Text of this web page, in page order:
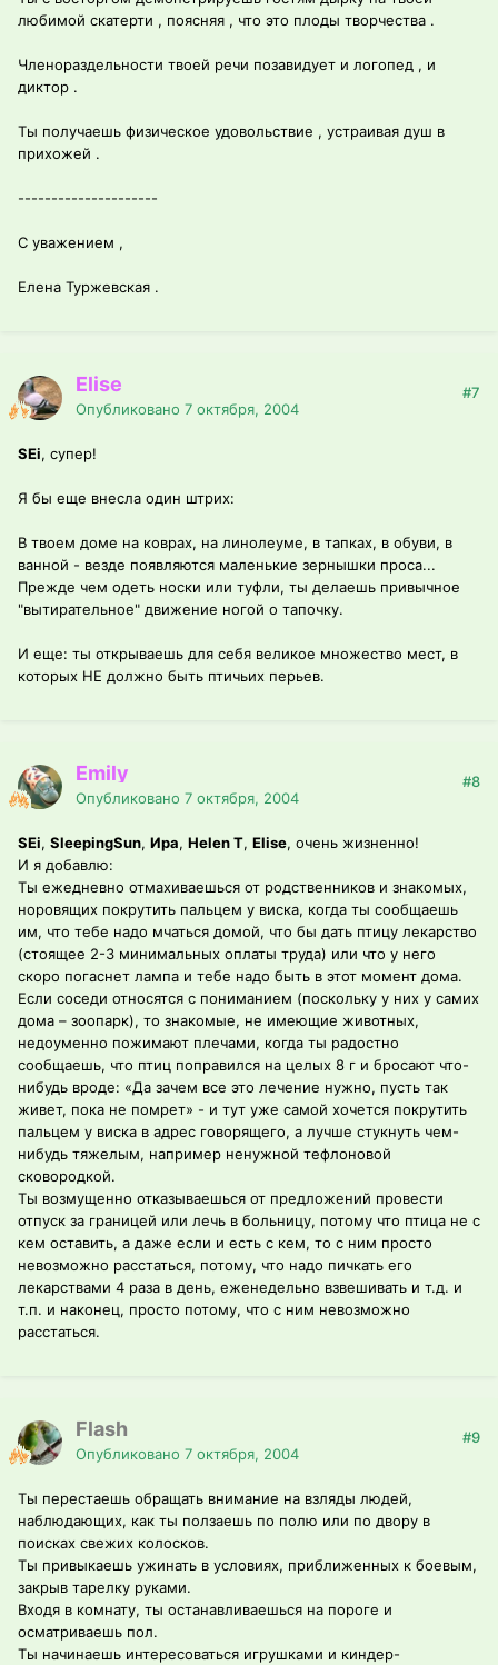
любимой скатерти , поясняя , что это плоды творчества .
Членораздельности твоей речи позавидует и логопед , и
диктор .
Ты получаешь физическое удовольствие , устраивая душ в
прихожей .
---------------------
С уважением ,
Елена Туржевская .
Elise
Опубликовано 7 октября, 2004
#7
SEi, супер!
Я бы еще внесла один штрих:
В твоем доме на коврах, на линолеуме, в тапках, в обуви, в
ванной - везде появляются маленькие зернышки проса...
Прежде чем одеть носки или туфли, ты делаешь привычное
"вытирательное" движение ногой о тапочку.
И еще: ты открываешь для себя великое множество мест, в
которых НЕ должно быть птичьих перьев.
Emily
Опубликовано 7 октября, 2004
#8
SEi, SleepingSun, Ира, Helen T, Elise, очень жизненно!
И я добавлю:
Ты ежедневно отмахиваешься от родственников и знакомых,
норовящих покрутить пальцем у виска, когда ты сообщаешь
им, что тебе надо мчаться домой, что бы дать птицу лекарство
(стоящее 2-3 минимальных оплаты труда) или что у него
скоро погаснет лампа и тебе надо быть в этот момент дома.
Если соседи относятся с пониманием (поскольку у них у самих
дома – зоопарк), то знакомые, не имеющие животных,
недоуменно пожимают плечами, когда ты радостно
сообщаешь, что птиц поправился на целых 8 г и бросают что-
нибудь вроде: «Да зачем все это лечение нужно, пусть так
живет, пока не помрет» - и тут уже самой хочется покрутить
пальцем у виска в адрес говорящего, а лучше стукнуть чем-
нибудь тяжелым, например ненужной тефлоновой
сковородкой.
Ты возмущенно отказываешься от предложений провести
отпуск за границей или лечь в больницу, потому что птица не с
кем оставить, а даже если и есть с кем, то с ним просто
невозможно расстаться, потому, что надо пичкать его
лекарствами 4 раза в день, еженедельно взвешивать и т.д. и
т.п. и наконец, просто потому, что с ним невозможно
расстаться.
Flash
Опубликовано 7 октября, 2004
#9
Ты перестаешь обращать внимание на взляды людей,
наблюдающих, как ты ползаешь по полю или по двору в
поисках свежих колосков.
Ты привыкаешь ужинать в условиях, приближенных к боевым,
закрыв тарелку руками.
Входя в комнату, ты останавливаешься на пороге и
осматриваешь пол.
Ты начинаешь интересоваться игрушками и киндер-